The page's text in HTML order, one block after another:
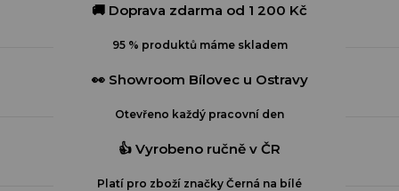
🚚 Doprava zdarma od 1 200 Kč
95 % produktů máme skladem
👀 Showroom Bílovec u Ostravy
Otevřeno každý pracovní den
👍 Vyrobeno ručně v ČR
Platí pro zboží značky Černá na bílé